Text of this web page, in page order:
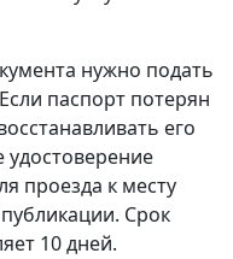
нужно подать
паспорт потерян
его
проезда к месту
Срок
10 дней.